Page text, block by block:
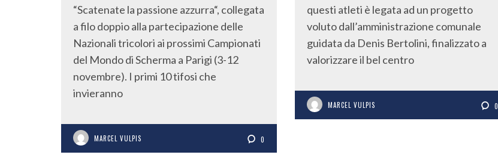
“Scatenate la passione azzurra“, collegata
a filo doppio alla partecipazione delle
Nazionali tricolori ai prossimi Campionati
del Mondo di Scherma a Parigi (3-12
novembre). I primi 10 tifosi che
invieranno
MARCEL VULPIS 0
questi atleti è legata ad un progetto
voluto dall’amministrazione comunale
guidata da Denis Bertolini, finalizzato a
valorizzare il bel centro
MARCEL VULPIS 0